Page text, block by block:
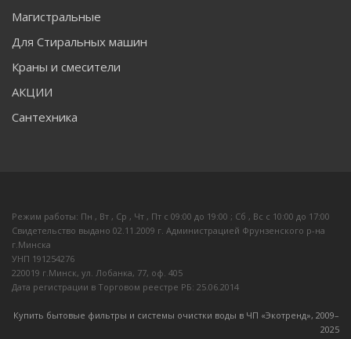
Магистральные
Для Стиральных машин
Краны и смесители
АКЦИИ
Сантехника
Режим работы: Пн , Вт , Ср , Чт , Пт c 09:00 до 19:00 ; Сб , Вс c 10:00 до 17:00
Свидетельство выдано 02.11.2009 г. Администрацией Фрунзенского р-на
г.Минска
УНП 191254276
220019 г.Минск, ул. Лобанка, 77, оф. 405
Дата регистрации в Торговом реестре РБ: 25.06.2014
Купить бытовые фильтры и системы очистки воды в ЧП «Экотренд», 2009–
2025